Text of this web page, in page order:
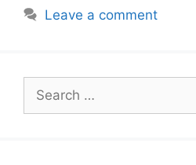
Leave a comment
for: